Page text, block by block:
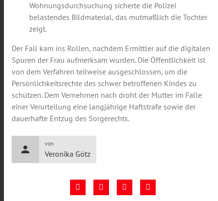
Wohnungsdurchsuchung sicherte die Polizei
belastendes Bildmaterial, das mutmaßlich die Tochter
zeigt.
Der Fall kam ins Rollen, nachdem Ermittler auf die digitalen
Spuren der Frau aufmerksam wurden. Die Öffentlichkeit ist
von dem Verfahren teilweise ausgeschlossen, um die
Persönlichkeitsrechte des schwer betroffenen Kindes zu
schützen. Dem Vernehmen nach droht der Mutter im Falle
einer Verurteilung eine langjährige Haftstrafe sowie der
dauerhafte Entzug des Sorgerechts.
person
von
Veronika Götz